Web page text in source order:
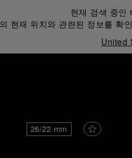
현재 검색 중인
현재 위치와 관련된 정보를 확
United
26/22 mm